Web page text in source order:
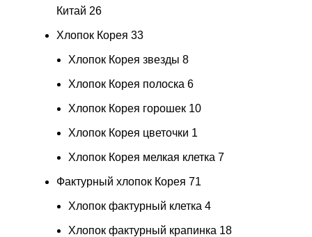
Китай 26
Хлопок Корея 33
Хлопок Корея звезды 8
Хлопок Корея полоска 6
Хлопок Корея горошек 10
Хлопок Корея цветочки 1
Хлопок Корея мелкая клетка 7
Фактурный хлопок Корея 71
Хлопок фактурный клетка 4
Хлопок фактурный крапинка 18